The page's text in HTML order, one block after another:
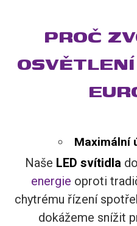
PROČ
Maximální
Naše LED svítidla
energie oproti
chytrému řízení
dokážeme snížit